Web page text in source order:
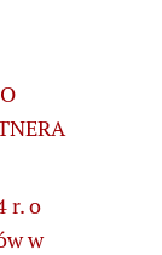
r. o
w